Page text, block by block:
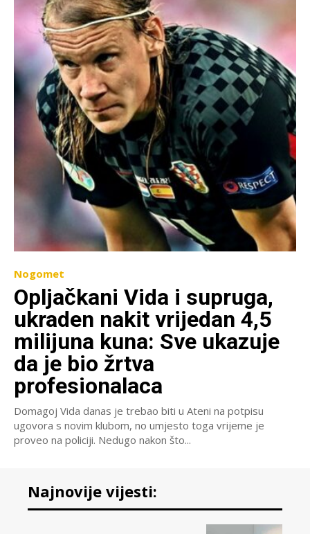
Nogomet
Opljačkani Vida i supruga,
ukraden nakit vrijedan 4,5
milijuna kuna: Sve ukazuje
da je bio žrtva
profesionalaca
Domagoj Vida danas je trebao biti u Ateni na potpisu
ugovora s novim klubom, no umjesto toga vrijeme je
proveo na policiji. Nedugo nakon što...
Najnovije vijesti: